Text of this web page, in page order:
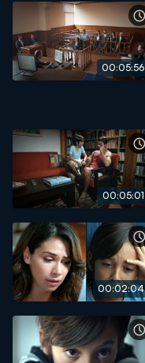
00:05:56
00:05:01
00:02:04